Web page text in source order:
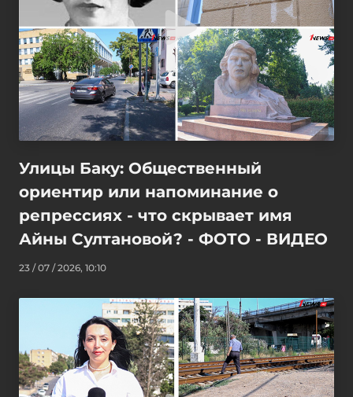
Улицы Баку: Общественный
ориентир или напоминание о
репрессиях - что скрывает имя
Айны Султановой? - ФОТО - ВИДЕО
23 / 07 / 2026, 10:10